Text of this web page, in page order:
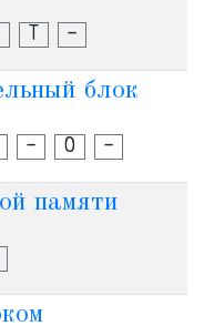
Т -
блок
- О -
памяти